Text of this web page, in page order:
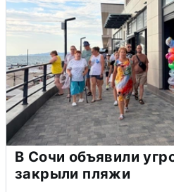
В Сочи объявили
закрыли пляжи